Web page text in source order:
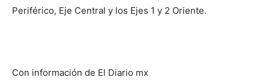
Periférico, Eje Central y los Ejes 1 y 2 Oriente.
Con información de El Diario mx